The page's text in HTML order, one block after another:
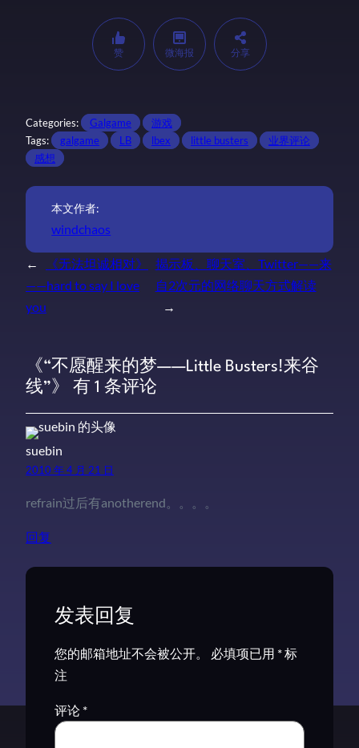
赞 微海报 分享
Categories: Galgame
游戏
Tags:
galgame LB lbex little busters
业界评论
感想
本文作者:
windchaos
←
《无法坦诚相对》
——hard to say I love
you
揭示板、聊天室、Twitter——来
自2次元的网络聊天方式解读
→
《“不愿醒来的梦——Little Busters!来谷
线”》 有 1 条评论
suebin
2010 年 4 月 21 日
refrain过后有anotherend。。。。
回复
发表回复
您的邮箱地址不会被公开。 必填项已用 *标
注
评论 *